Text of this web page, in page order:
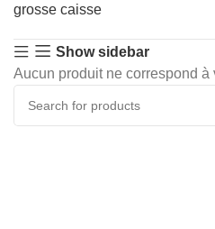
grosse caisse
Show sidebar
Aucun produit ne correspond à